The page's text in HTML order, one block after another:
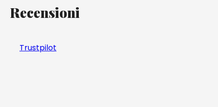
Recensioni
Trustpilot